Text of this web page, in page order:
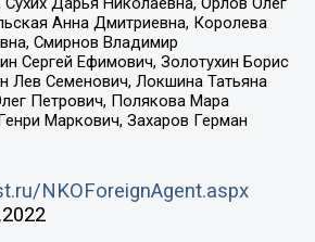
Анна Дмитриевна, Королева
Смирнов Владимир
Сергей Ефимович, Золотухин Борис
Лев Семенович, Локшина Татьяна
Петрович, Полякова Мара
Маркович, Захаров Герман
NKOForeignAgent.aspx